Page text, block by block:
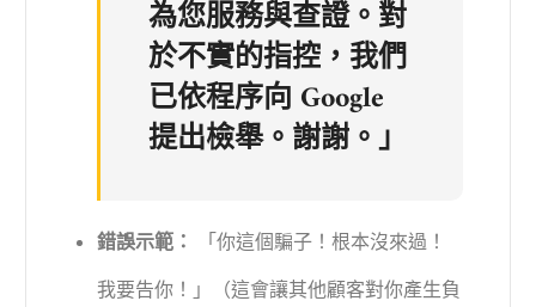
為您服務與查證。對
於不實的指控，我們
已依程序向 Google
提出檢舉。謝謝。」
錯誤示範：
「你這個騙子！根本沒來過！
我要告你！」（這會讓其他顧客對你產生負